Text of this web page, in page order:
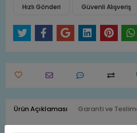
Hızlı Gönderi Güvenli Alışveriş
Ürün Açıklaması Garanti ve